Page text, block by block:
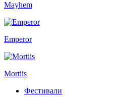
Mayhem
Emperor
Mortiis
Фестивали